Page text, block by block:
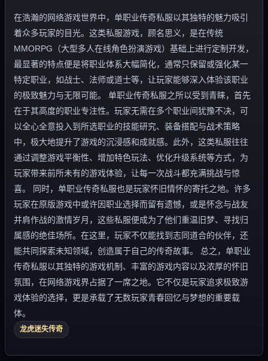
在浩瀚的网络游戏世界中，单职业传奇私服以其独特的魅力吸引
着众多玩家的目光。这类私服游戏，顾名思义，是在传统
MMORPG（大型多人在线角色扮演游戏）基础上进行定制开发，
最显著的特点便是将职业体系大幅简化，通常只保留或强化某一
特定职业，如战士、法师或道士等，让玩家能够深入体验该职业
的极致魅力与无限可能。 单职业传奇私服之所以受到青睐，首先
在于其高度的职业专注性。玩家无需在多个职业间犹豫不决，可
以全心全意投入到所选职业的技能研究、装备搭配与战术策略
中，极大地提升了游戏的沉浸感和成就感。此外，这类私服往往
通过调整游戏平衡性、增加特色玩法、优化升级系统等方式，为
玩家带来前所未有的游戏体验，让每一次战斗都充满挑战与惊
喜。 同时，单职业传奇私服也是玩家怀旧情怀的寄托之地。许多
玩家在原版游戏中或许因职业选择而留有遗憾，或是怀念与战友
并肩作战的激情岁月，这些私服便成为了他们重温旧梦、寻找归
属感的绝佳场所。在这里，玩家不仅能找到志同道合的伙伴，还
能共同探索未知领域，创造属于自己的传奇故事。 总之，单职业
传奇私服以其独特的游戏机制、丰富的游戏内容以及浓厚的怀旧
氛围，在网络游戏界占据了一席之地。它不仅是玩家追求极致游
戏体验的选择，更是承载了无数玩家青春回忆与梦想的重要载
体。
龙虎迷失传奇